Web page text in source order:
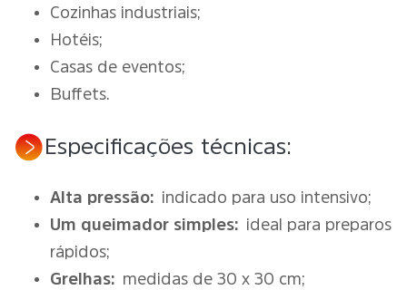
Cozinhas industriais;
Hotéis;
Casas de eventos;
Buffets.
Especificações técnicas:
Alta pressão: indicado para uso intensivo;
Um queimador simples: ideal para preparos
rápidos;
Grelhas: medidas de 30 x 30 cm;